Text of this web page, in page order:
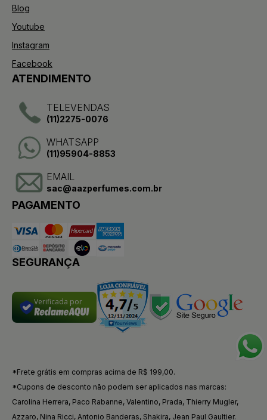
Blog
Youtube
Instagram
Facebook
ATENDIMENTO
TELEVENDAS
(11)2275-0076
WHATSAPP
(11)95904-8853
EMAIL
sac@aazperfumes.com.br
PAGAMENTO
SEGURANÇA
Verificada por
*Frete grátis em compras acima de R$ 199,00.
*Cupons de desconto não podem ser aplicados nas marcas:
Carolina Herrera, Paco Rabanne, Valentino, Prada, Thierry Mugler,
Azzaro, Nina Ricci, Antonio Banderas, Shakira, Jean Paul Gaultier.